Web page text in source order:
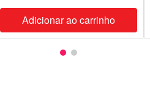
Adicionar ao carrinho